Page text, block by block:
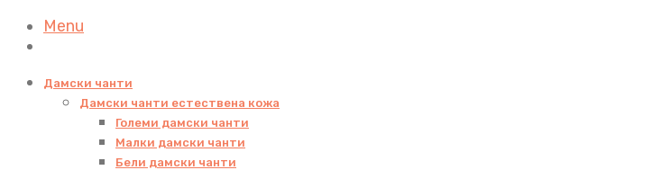
Menu
Дамски чанти
Дамски чанти естествена кожа
Големи дамски чанти
Малки дамски чанти
Бели дамски чанти